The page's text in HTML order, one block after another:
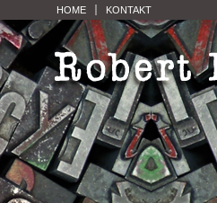
HOME KONTAKT